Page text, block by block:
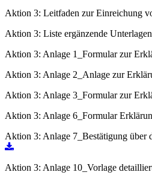
Aktion 3: Leitfaden zur Einreichung
Aktion 3: Liste ergänzende Unterlagen
Aktion 3: Anlage 1_Formular zur
Aktion 3: Anlage 2_Anlage zur
Aktion 3: Anlage 3_Formular zur
Aktion 3: Anlage 6_Formular
Aktion 3: Anlage 7_Bestätigung über
Aktion 3: Anlage 10_Vorlage